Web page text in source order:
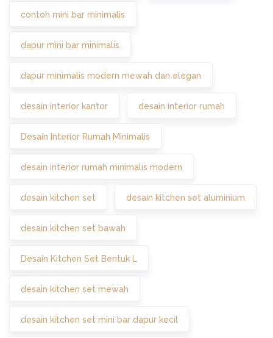
contoh mini bar minimalis
dapur mini bar minimalis
dapur minimalis modern mewah dan elegan
desain interior kantor desain interior rumah
Desain Interior Rumah Minimalis
desain interior rumah minimalis modern
desain kitchen set desain kitchen set aluminium
desain kitchen set bawah
Desain Kitchen Set Bentuk L
desain kitchen set mewah
desain kitchen set mini bar dapur kecil